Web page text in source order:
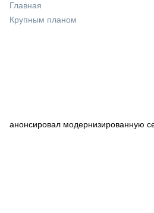
МЕРОПРИЯТИЯ
Главная
Крупным планом
анонсировал модернизированную